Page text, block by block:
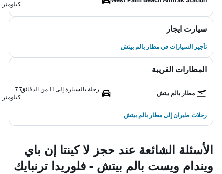
كيلومتر
سيارت ايجار
تأجير السيارات في مطار بالم بيتش
المطارات القريبة
مطار بالم بيتش
رحلة بالسيارة إلى 11 من الدقائق
7.7
كيلومتر
رحلات طيران إلى مطار بالم بيتش
الأسئلة الشائعة عند حجز لا كينتا إن باي
ويندام ويست بالم بيتش - فلوريدا ترنبايك